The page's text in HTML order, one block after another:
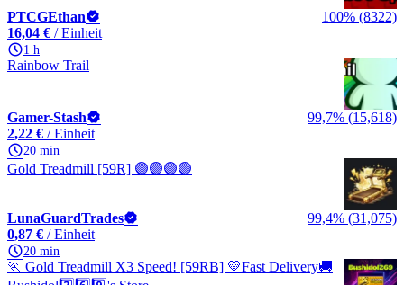
PTCGEthan
100% (8322)
16,04 € / Einheit
1 h
Rainbow Trail
Gamer-Stash
99,7% (15,618)
2,22 € / Einheit
20 min
Gold Treadmill [59R] 🟣🟣🟣🟣
LunaGuardTrades
99,4% (31,075)
0,87 € / Einheit
20 min
🏃 Gold Treadmill X3 Speed! [59RB] 💛Fast Delivery🚚